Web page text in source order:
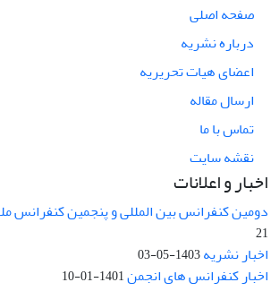
صفحه اصلی
درباره نشریه
اعضای هیات تحریریه
ارسال مقاله
تماس با ما
نقشه سایت
اخبار و اعلانات
دومین کنفرانس بین المللی و پنجمین کنفرانس
21
اخبار نشریه1403-05-03
اخبار کنفرانس های انجمن1401-01-10